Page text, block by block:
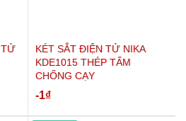
TỬ
KÉT SẮT ĐIỆN TỬ NIKA
KDE1015 THÉP TẤM
CHỐNG CẠY
-1₫